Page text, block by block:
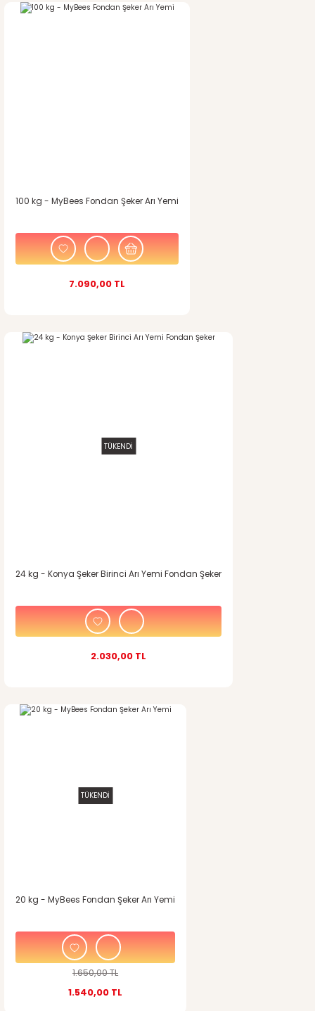
100 kg - MyBees Fondan Şeker Arı Yemi
7.090,00 TL
TÜKENDİ
24 kg - Konya Şeker Birinci Arı Yemi Fondan Şeker
2.030,00 TL
TÜKENDİ
20 kg - MyBees Fondan Şeker Arı Yemi
1.650,00 TL
1.540,00 TL